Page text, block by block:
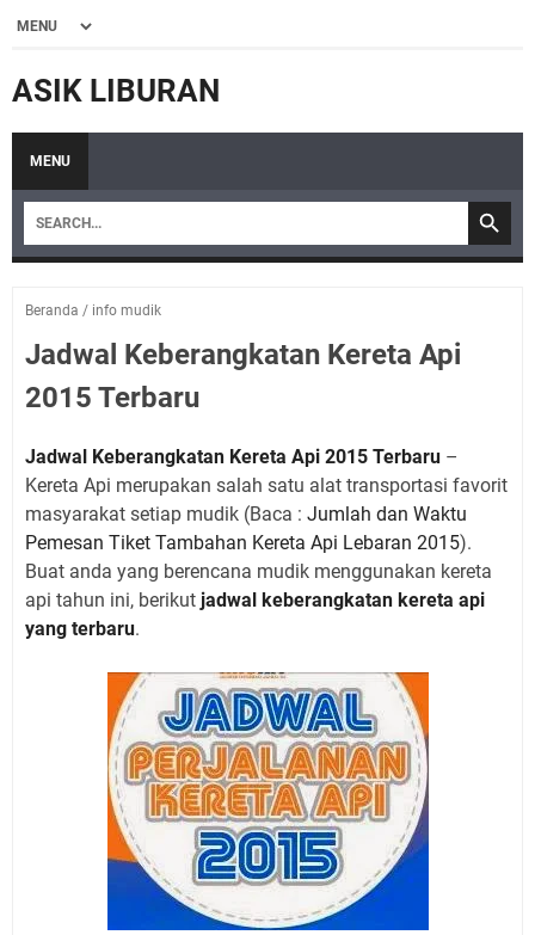
ASIK LIBURAN
MENU
Beranda / info mudik
Jadwal Keberangkatan Kereta Api
2015 Terbaru
Jadwal Keberangkatan Kereta Api 2015 Terbaru –
Kereta Api merupakan salah satu alat transportasi favorit
masyarakat setiap mudik (Baca : Jumlah dan Waktu
Pemesan Tiket Tambahan Kereta Api Lebaran 2015).
Buat anda yang berencana mudik menggunakan kereta
api tahun ini, berikut jadwal keberangkatan kereta api
yang terbaru.